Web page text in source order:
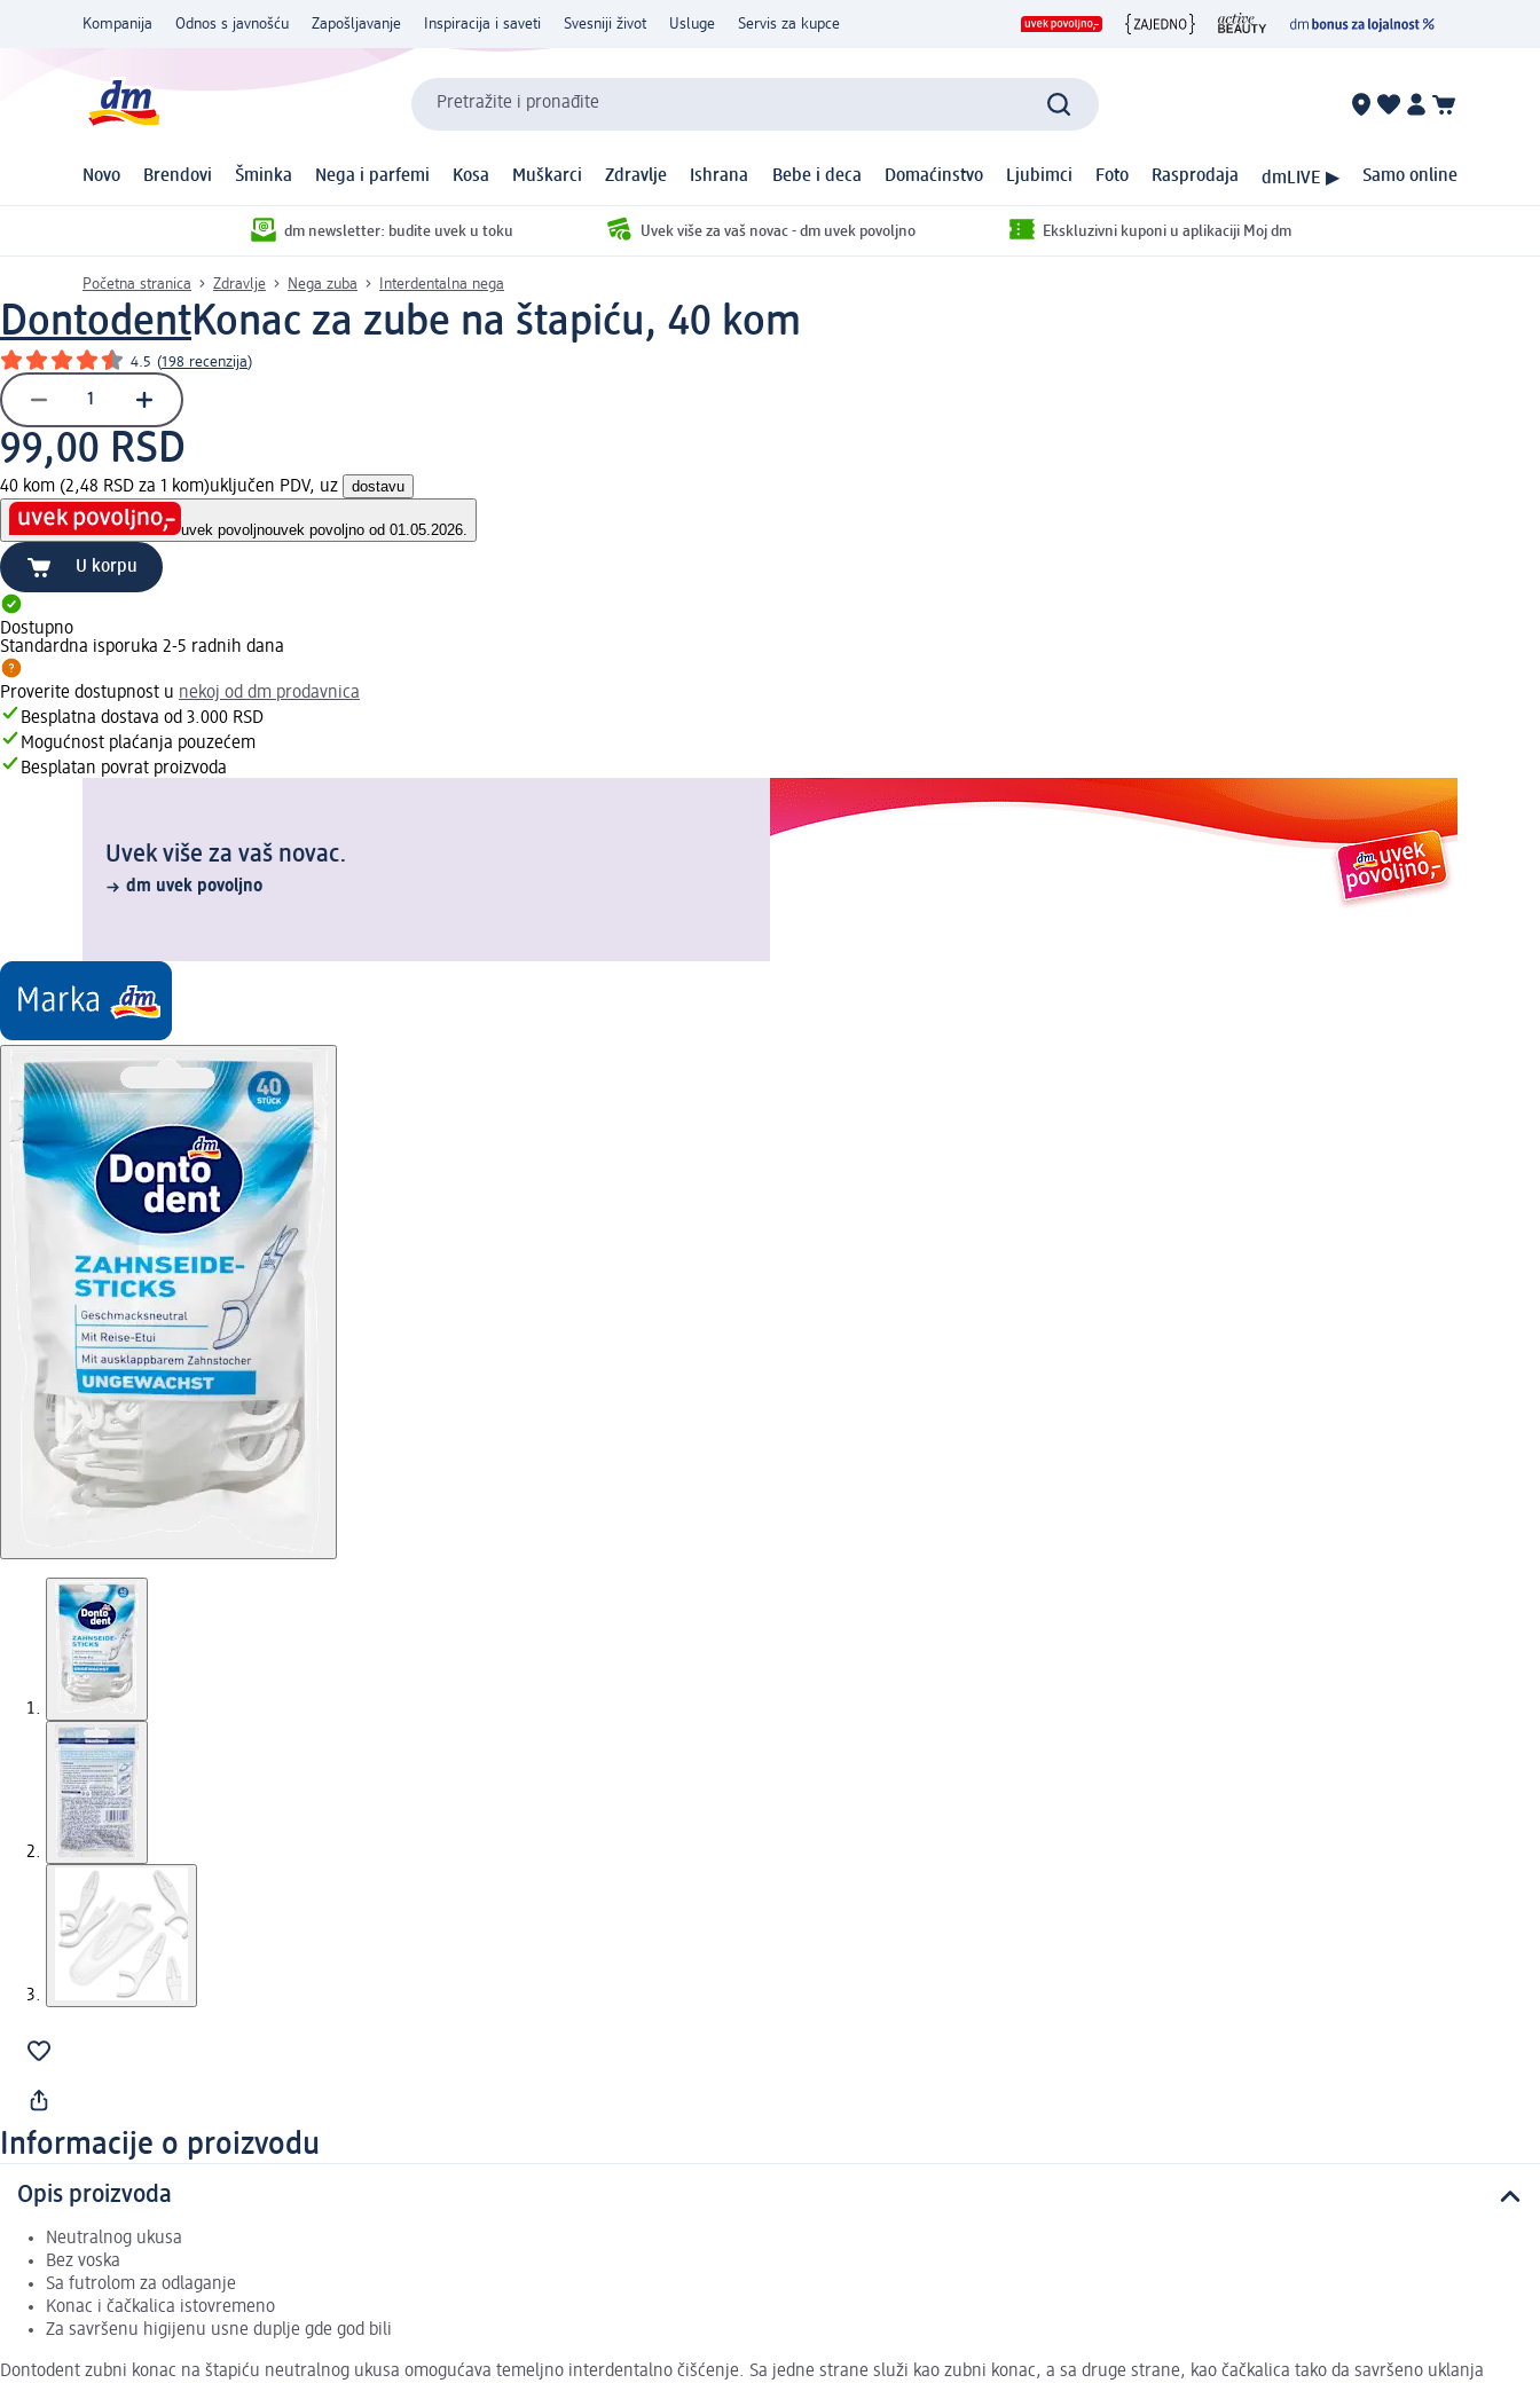
Kompanija Odnos s javnošću Zapošljavanje Inspiracija i saveti Svesniji život Usluge Servis za kupce
Pretražite i pronađite
Novo Brendovi Šminka Nega i parfemi Kosa Muškarci Zdravlje Ishrana Bebe i deca Domaćinstvo Ljubimci Foto Rasprodaja dmLIVE ▶ Samo online
dm newsletter: budite uvek u toku Uvek više za vaš novac - dm uvek povoljno Ekskluzivni kuponi u aplikaciji Moj dm
Početna stranica Zdravlje Nega zuba Interdentalna nega
DontodentKonac za zube na štapiću, 40 kom
4.5 (198 recenzija)
99,00 RSD
40 kom (2,48 RSD za 1 kom)uključen PDV, uz dostavu
uvek povoljnouvek povoljno od 01.05.2026.
U korpu
Dostupno
Standardna isporuka 2-5 radnih dana
Proverite dostupnost u nekoj od dm prodavnica
Besplatna dostava od 3.000 RSD
Mogućnost plaćanja pouzećem
Besplatan povrat proizvoda
Uvek više za vaš novac.
dm uvek povoljno
Informacije o proizvodu
Opis proizvoda
Neutralnog ukusa
Bez voska
Sa futrolom za odlaganje
Konac i čačkalica istovremeno
Za savršenu higijenu usne duplje gde god bili
Dontodent zubni konac na štapiću neutralnog ukusa omogućava temeljno interdentalno čišćenje. Sa jedne strane služi kao zubni konac, a sa druge strane, kao čačkalica tako da savršeno uklanja